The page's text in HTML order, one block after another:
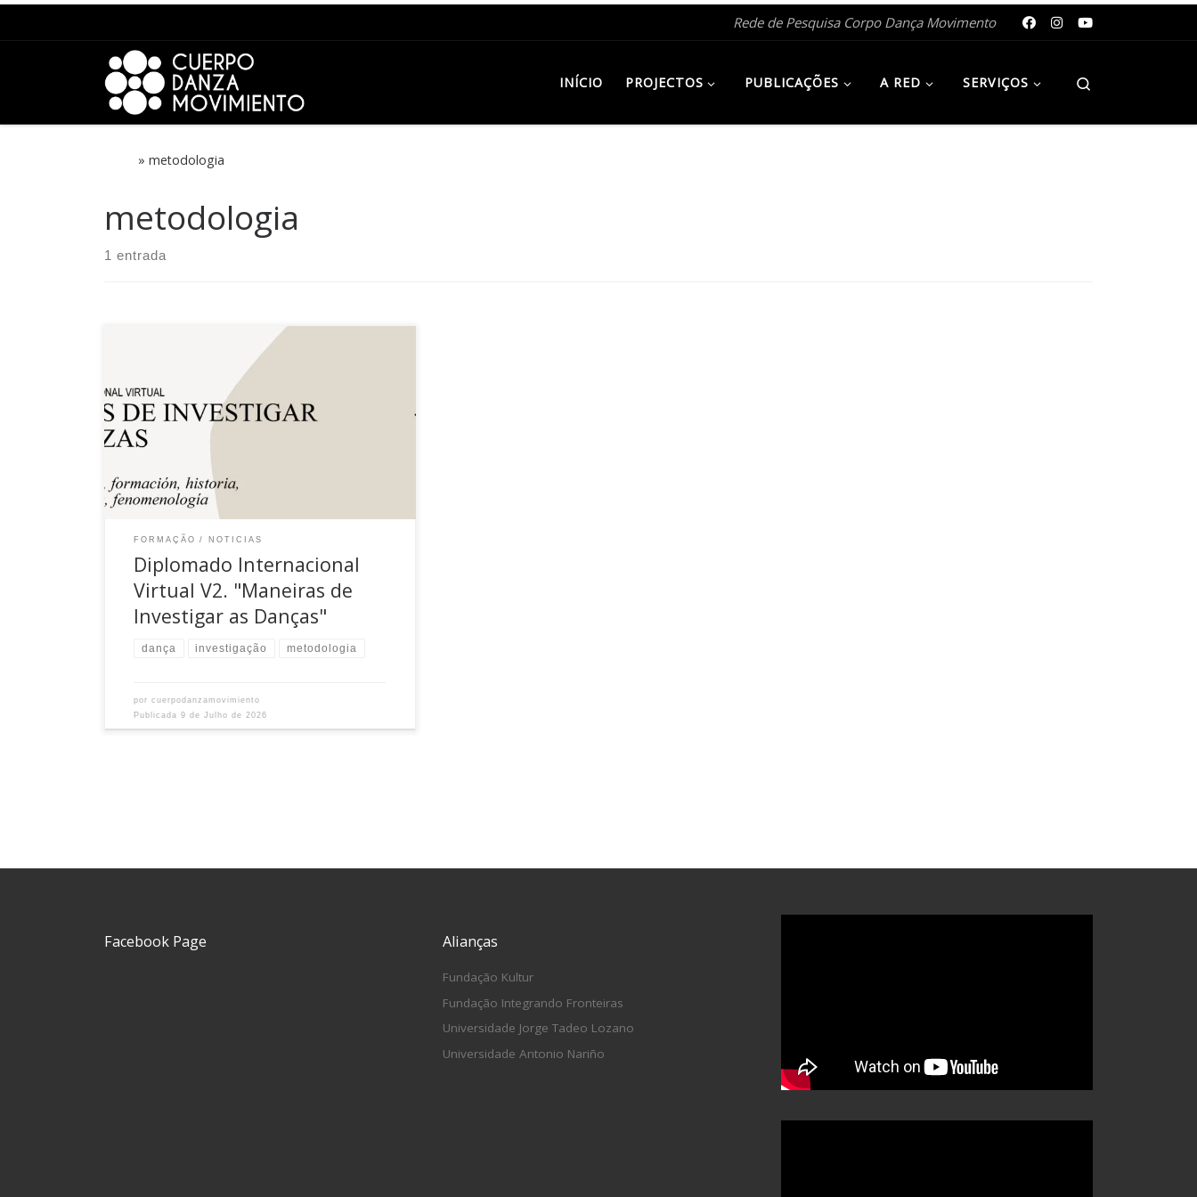
Rede de Pesquisa Corpo Dança Movimento
INÍCIO PROJECTOS PUBLICAÇÕES A RED SERVIÇOS
» metodologia
metodologia
1 entrada
FORMAÇÃO NOTICIAS
Diplomado Internacional
Virtual V2. "Maneiras de
Investigar as Danças"
dança investigação metodologia
porcuerpodanzamovimiento
Publicada9 de Julho de 2026
Facebook Page Alianças
Fundação Kultur
Fundação Integrando Fronteiras
Universidade Jorge Tadeo Lozano
Universidade Antonio Nariño